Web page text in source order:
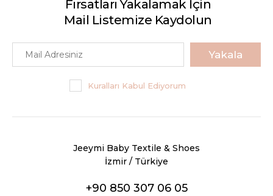
Fırsatları Yakalamak İçin
Mail Listemize Kaydolun
Yakala
Kuralları Kabul Ediyorum
Jeeymi Baby Textile & Shoes
İzmir / Türkiye
+90 850 307 06 05